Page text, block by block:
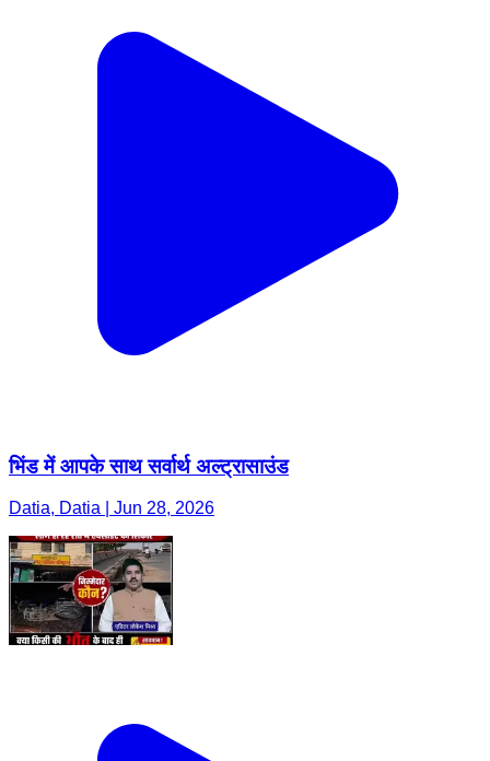
भिंड में आपके साथ सर्वार्थ अल्ट्रासाउंड
Datia, Datia | Jun 28, 2026